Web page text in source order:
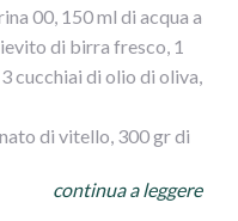
00, 150 ml di acqua a
di birra fresco, 1
cucchiai di olio di oliva,
di vitello, 300 gr di
70 gr di
continua a leggere